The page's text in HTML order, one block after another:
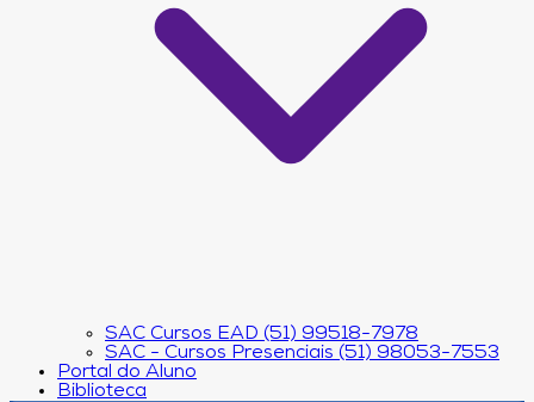
SAC Cursos EAD (51) 99518-7978
SAC - Cursos Presenciais (51) 98053-7553
Portal do Aluno
Biblioteca